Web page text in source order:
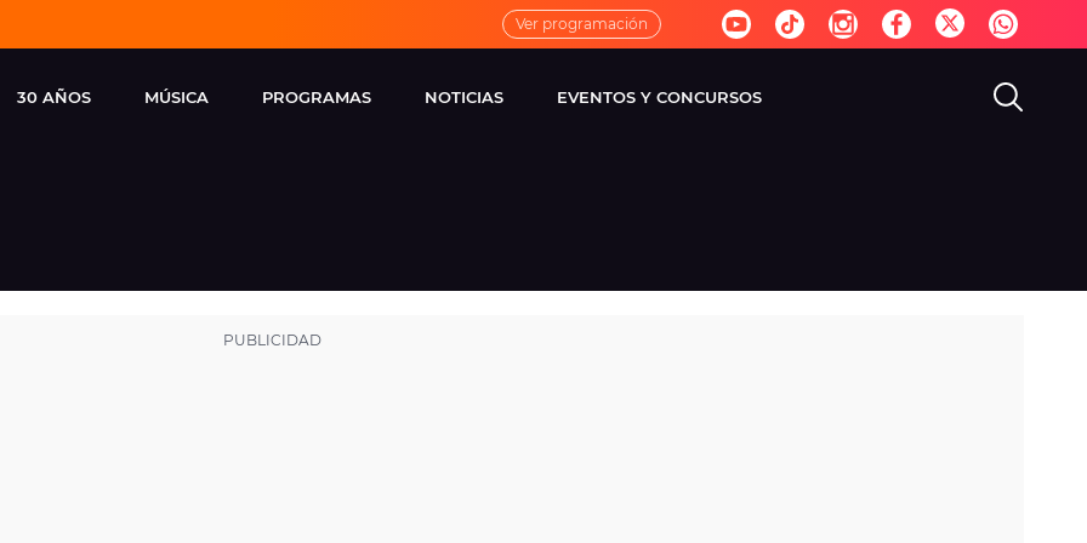
Ver programación
30 AÑOS MÚSICA
FM
PROGRAMAS
VIRALES
NOTICIAS EVENTOS Y CONCURSOS